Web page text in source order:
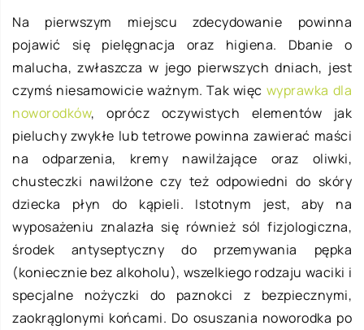
Na pierwszym miejscu zdecydowanie powinna
pojawić się pielęgnacja oraz higiena. Dbanie o
malucha, zwłaszcza w jego pierwszych dniach, jest
czymś niesamowicie ważnym. Tak więc wyprawka dla
noworodków, oprócz oczywistych elementów jak
pieluchy zwykłe lub tetrowe powinna zawierać maści
na odparzenia, kremy nawilżające oraz oliwki,
chusteczki nawilżone czy też odpowiedni do skóry
dziecka płyn do kąpieli. Istotnym jest, aby na
wyposażeniu znalazła się również sól fizjologiczna,
środek antyseptyczny do przemywania pępka
(koniecznie bez alkoholu), wszelkiego rodzaju waciki i
specjalne nożyczki do paznokci z bezpiecznymi,
zaokrąglonymi końcami. Do osuszania noworodka po